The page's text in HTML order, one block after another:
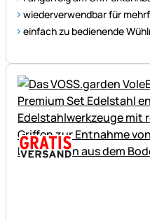
wiederverwendbar für
einfach zu bedienende